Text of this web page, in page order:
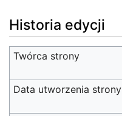
Historia edycji
Twórca strony
Data utworzenia strony